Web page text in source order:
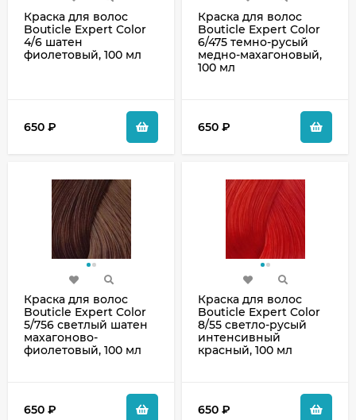
Краска для волос
Bouticle Expert Color
4/6 шатен
фиолетовый, 100 мл
650 ₽
Краска для волос
Bouticle Expert Color
6/475 темно-русый
медно-махагоновый,
100 мл
650 ₽
Краска для волос
Bouticle Expert Color
5/756 светлый шатен
махагоново-
фиолетовый, 100 мл
650 ₽
Краска для волос
Bouticle Expert Color
8/55 светло-русый
интенсивный
красный, 100 мл
650 ₽